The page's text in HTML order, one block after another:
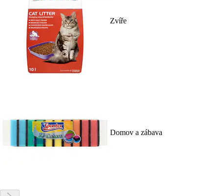
Zvíře
Domov a zábava